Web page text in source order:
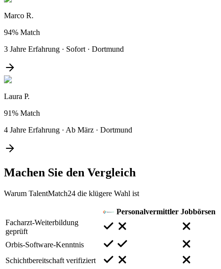
Marco R.
94% Match
3 Jahre Erfahrung · Sofort · Dortmund
Laura P.
91% Match
4 Jahre Erfahrung · Ab März · Dortmund
Machen Sie den Vergleich
Warum TalentMatch24 die klügere Wahl ist
Personalvermittler Jobbörsen
Facharzt-Weiterbildung
geprüft
Orbis-Software-Kenntnis
Schichtbereitschaft verifiziert